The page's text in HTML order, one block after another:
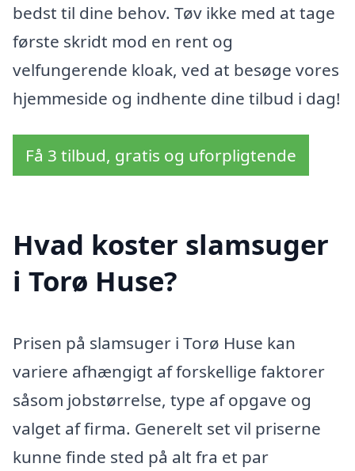
bedst til dine behov. Tøv ikke med at tage
første skridt mod en rent og
velfungerende kloak, ved at besøge vores
hjemmeside og indhente dine tilbud i dag!
Få 3 tilbud, gratis og uforpligtende
Hvad koster slamsuger
i Torø Huse?
Prisen på slamsuger i Torø Huse kan
variere afhængigt af forskellige faktorer
såsom jobstørrelse, type af opgave og
valget af firma. Generelt set vil priserne
kunne finde sted på alt fra et par